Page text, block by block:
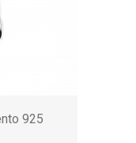
925